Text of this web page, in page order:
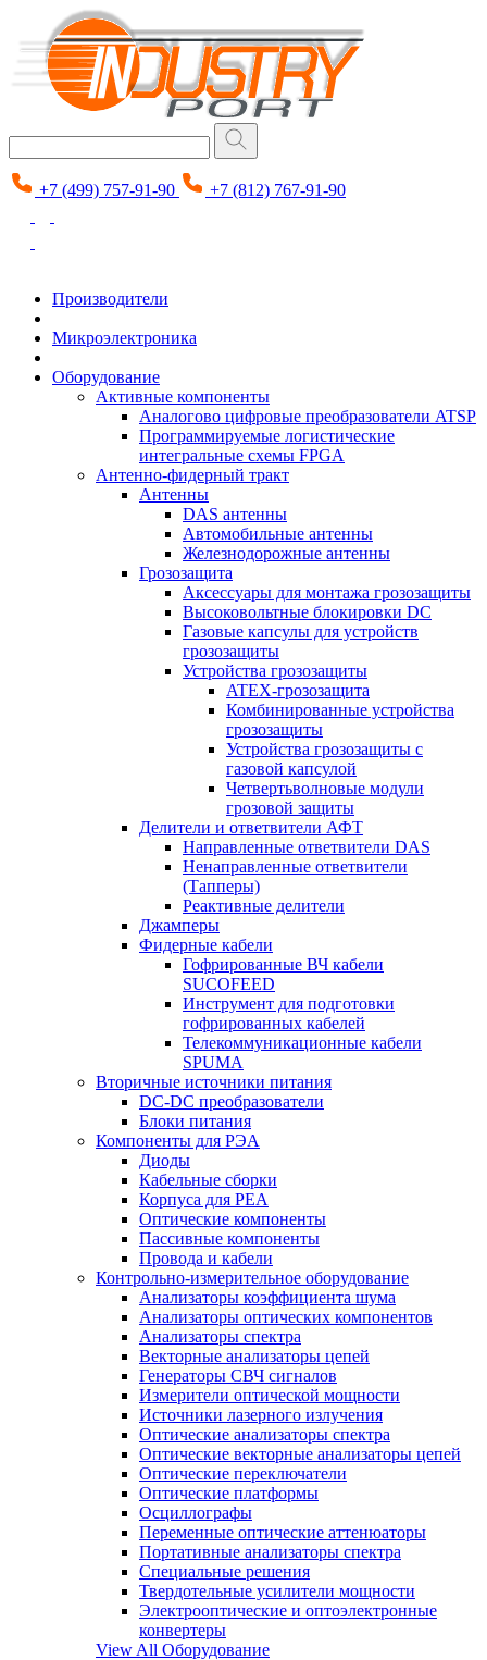
+7 (499) 757-91-90 +7 (812) 767-91-90
Производители
Микроэлектроника
Оборудование
Активные компоненты
Аналогово цифровые преобразователи ATSP
Программируемые логистические
интегральные схемы FPGA
Антенно-фидерный тракт
Антенны
DAS антенны
Автомобильные антенны
Железнодорожные антенны
Грозозащита
Аксессуары для монтажа грозозащиты
Высоковольтные блокировки DC
Газовые капсулы для устройств
грозозащиты
Устройства грозозащиты
ATEX-грозозащита
Комбинированные устройства
грозозащиты
Устройства грозозащиты с
газовой капсулой
Четвертьволновые модули
грозовой защиты
Делители и ответвители АФТ
Направленные ответвители DAS
Ненаправленные ответвители
(Тапперы)
Реактивные делители
Джамперы
Фидерные кабели
Гофрированные ВЧ кабели
SUCOFEED
Инструмент для подготовки
гофрированных кабелей
Телекоммуникационные кабели
SPUMA
Вторичные источники питания
DC-DC преобразователи
Блоки питания
Компоненты для РЭА
Диоды
Кабельные сборки
Корпуса для РЕА
Оптические компоненты
Пассивные компоненты
Провода и кабели
Контрольно-измерительное оборудование
Анализаторы коэффициента шума
Анализаторы оптических компонентов
Анализаторы спектра
Векторные анализаторы цепей
Генераторы СВЧ сигналов
Измерители оптической мощности
Источники лазерного излучения
Оптические анализаторы спектра
Оптические векторные анализаторы цепей
Оптические переключатели
Оптические платформы
Осциллографы
Переменные оптические аттенюаторы
Портативные анализаторы спектра
Специальные решения
Твердотельные усилители мощности
Электрооптические и оптоэлектронные
конвертеры
View All Оборудование